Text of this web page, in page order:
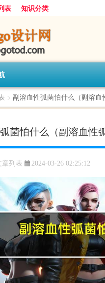
表 知识分类
> 副溶血性弧菌怕什么（副溶血
菌怕什么（副溶血性
章列表 2024-03-26 02:25:12